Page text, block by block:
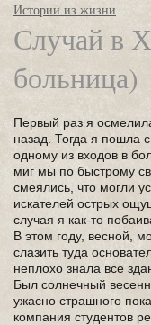
Истории из жизни
Случай в
больница)
Первый раз я
назад. Тогда я пошла
одному из входов в
миг мы по быстрому
смеялись, что могли
искателей острых
случая я как-то
В этом году, весной,
слазить туда
неплохо знала все
Был солнечный
ужасно страшного
компания студентов